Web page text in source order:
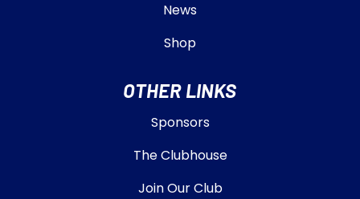
News
Shop
OTHER LINKS
Sponsors
The Clubhouse
Join Our Club